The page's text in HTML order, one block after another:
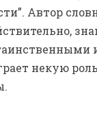
Автор
некую